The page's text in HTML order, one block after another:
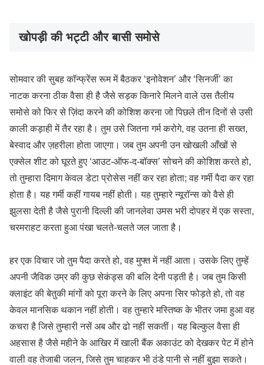
खोपड़ी की भट्टी और बासी समोसे
सोमवार की सुबह कॉन्फ्रेंस रूम में बैठकर ‘इनोवेशन’ और ‘सिनर्जी’ का
नाटक करना ठीक वैसा ही है जैसे सड़क किनारे मिलने वाले उस तैलीय
समोसे को फिर से ज़िंदा करने की कोशिश करना जो पिछले तीन दिनों से उसी
काली कड़ाही में तैर रहा है। तुम उसे जितना गर्म करोगे, वह उतना ही सख्त,
बेस्वाद और ज़हरीला होता जाएगा। जब तुम अपनी उन खोखली आँखों से
एक्सेल शीट को घूरते हुए ‘आउट-ऑफ-द-बॉक्स’ सोचने की कोशिश करते हो,
तो तुम्हारा दिमाग केवल डेटा प्रोसेस नहीं कर रहा होता; वह गर्मी पैदा कर रहा
होता है। यह गर्मी कहीं गायब नहीं होती। यह तुम्हारे न्यूरॉन्स को वैसे ही
झुलसा देती है जैसे पुरानी दिल्ली की जानलेवा उमस भरी दोपहर में एक सस्ता,
चरमराहट करता हुआ पंखा चलते-चलते जल जाता है।
हर एक विचार जो तुम पैदा करते हो, वह मुफ्त में नहीं आता। उसके लिए तुम्हें
अपनी जैविक उम्र की कुछ सेकंड्स की बलि देनी पड़ती है। जब तुम किसी
क्लाइंट की बेतुकी मांगों को पूरा करने के लिए अपना सिर फोड़ते हो, तो वह
केवल मानसिक थकान नहीं होती। वह तुम्हारे मस्तिष्क के भीतर जमा हुआ वह
कचरा है जिसे तुम्हारी नसें अब और ढो नहीं सकतीं। यह बिल्कुल वैसा ही
अहसास है जैसे महीने के आखिर में खाली बैंक अकाउंट को देखकर पेट में होने
वाली वह तेजाबी जलन, जिसे तुम चाहकर भी ठंडे पानी से नहीं बुझा सकते।